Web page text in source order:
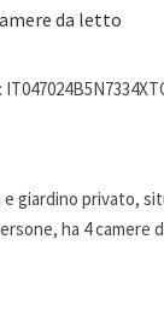
da letto
giardino privato,
ha 4 camere